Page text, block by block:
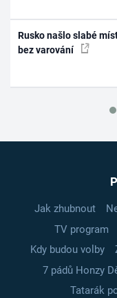
Rusko našlo slabé
bez varování
Jak zhubnout
TV program
Kdy budou volby
7 pádů Honzy
Tatarák